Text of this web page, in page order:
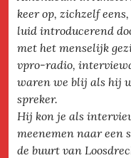
keer op, zichzelf
luid introducerend
met het menselijk
vpro-radio,
waren we blij als hij
spreker.
Hij kon je als
meenemen naar een
de buurt van